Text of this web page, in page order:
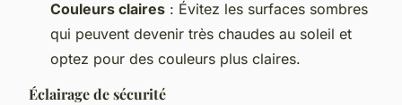
Couleurs claires : Évitez les surfaces sombres
qui peuvent devenir très chaudes au soleil et
optez pour des couleurs plus claires.
Éclairage de sécurité